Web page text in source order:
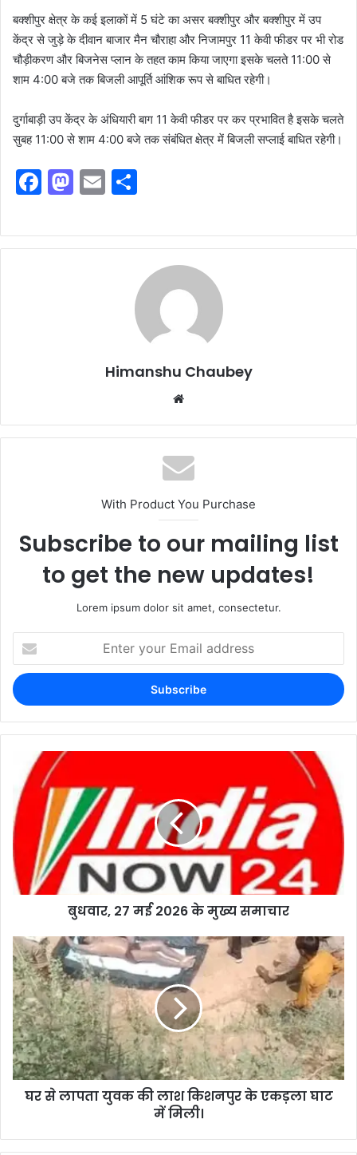
बक्शीपुर क्षेत्र के कई इलाकों में 5 घंटे का असर बक्शीपुर और बक्शीपुर में उप
केंद्र से जुड़े के दीवान बाजार मैन चौराहा और निजामपुर 11 केवी फीडर पर भी रोड
चौड़ीकरण और बिजनेस प्लान के तहत काम किया जाएगा इसके चलते 11:00 से
शाम 4:00 बजे तक बिजली आपूर्ति आंशिक रूप से बाधित रहेगी।
दुर्गाबाड़ी उप केंद्र के अंधियारी बाग 11 केवी फीडर पर कर प्रभावित है इसके चलते
सुबह 11:00 से शाम 4:00 बजे तक संबंधित क्षेत्र में बिजली सप्लाई बाधित रहेगी।
F
c
e
M
st
o
E
ai
l
ar
e
Himanshu Chaubey
With Product You Purchase
Subscribe to our mailing list
to get the new updates!
Lorem ipsum dolor sit amet, consectetur.
बुधवार, 27 मई 2026 के मुख्य समाचार
घर से लापता युवक की लाश किशनपुर के एकड़ला घाट
में मिली।